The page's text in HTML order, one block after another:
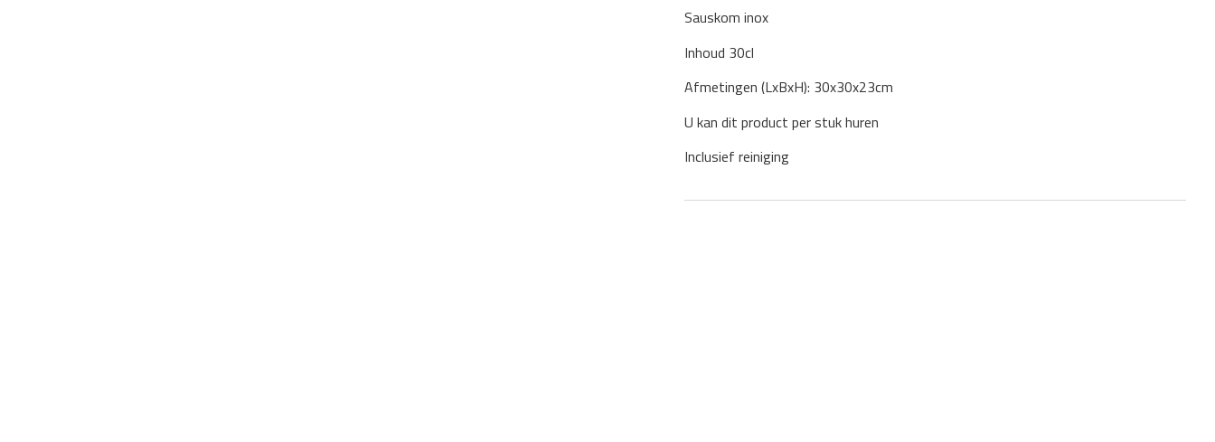
Sauskom inox
Inhoud 30cl
Afmetingen (LxBxH): 30x30x23cm
U kan dit product per stuk huren
Inclusief reiniging